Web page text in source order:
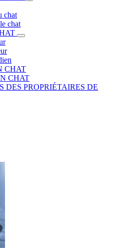
chat
chat
CHAT
CHAT
DES PROPRIÉTAIRES DE